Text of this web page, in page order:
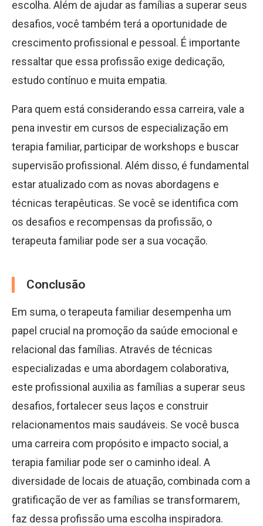
escolha. Além de ajudar as famílias a superar seus
desafios, você também terá a oportunidade de
crescimento profissional e pessoal. É importante
ressaltar que essa profissão exige dedicação,
estudo contínuo e muita empatia.
Para quem está considerando essa carreira, vale a
pena investir em cursos de especialização em
terapia familiar, participar de workshops e buscar
supervisão profissional. Além disso, é fundamental
estar atualizado com as novas abordagens e
técnicas terapêuticas. Se você se identifica com
os desafios e recompensas da profissão, o
terapeuta familiar pode ser a sua vocação.
Conclusão
Em suma, o terapeuta familiar desempenha um
papel crucial na promoção da saúde emocional e
relacional das famílias. Através de técnicas
especializadas e uma abordagem colaborativa,
este profissional auxilia as famílias a superar seus
desafios, fortalecer seus laços e construir
relacionamentos mais saudáveis. Se você busca
uma carreira com propósito e impacto social, a
terapia familiar pode ser o caminho ideal. A
diversidade de locais de atuação, combinada com a
gratificação de ver as famílias se transformarem,
faz dessa profissão uma escolha inspiradora.